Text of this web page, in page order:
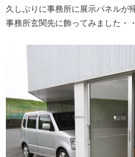
久しぶりに事務所に展示パネルが
事務所玄関先に飾ってみました・・